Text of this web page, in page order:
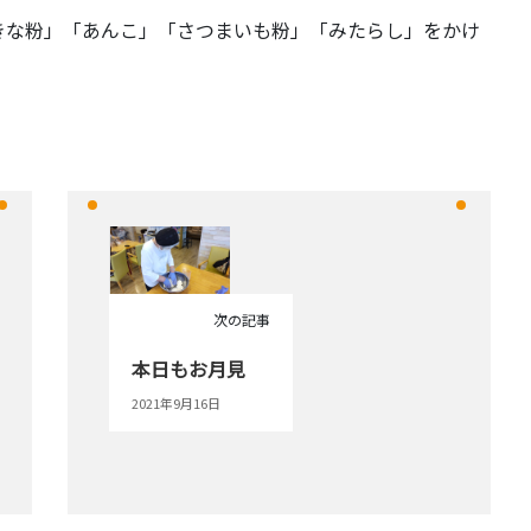
粉」「あんこ」「さつまいも粉」「みたらし」をかけ
次の記事
本日もお月見
2021年9月16日